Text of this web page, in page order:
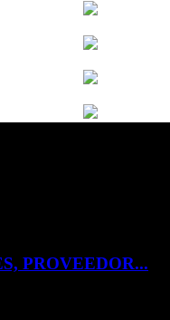
PROVEEDOR...